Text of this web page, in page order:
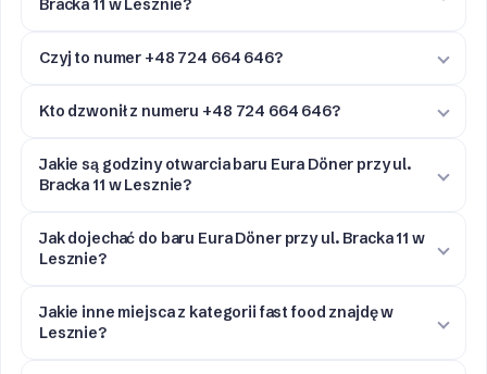
Bracka 11 w Lesznie?
Czyj to numer +48 724 664 646?
Kto dzwonił z numeru +48 724 664 646?
Jakie są godziny otwarcia baru Eura Döner przy ul.
Bracka 11 w Lesznie?
Jak dojechać do baru Eura Döner przy ul. Bracka 11 w
Lesznie?
Jakie inne miejsca z kategorii fast food znajdę w
Lesznie?